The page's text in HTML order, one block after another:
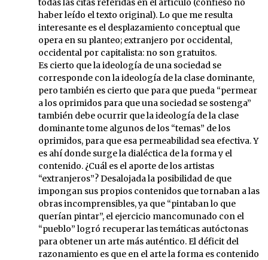
todas las citas referidas en el artículo (confieso no
haber leído el texto original). Lo que me resulta
interesante es el desplazamiento conceptual que
opera en su planteo; extranjero por occidental,
occidental por capitalista: no son gratuitos.
Es cierto que la ideología de una sociedad se
corresponde con la ideología de la clase dominante,
pero también es cierto que para que pueda “permear
a los oprimidos para que una sociedad se sostenga”
también debe ocurrir que la ideología de la clase
dominante tome algunos de los “temas” de los
oprimidos, para que esa permeabilidad sea efectiva. Y
es ahí donde surge la dialéctica de la forma y el
contenido. ¿Cuál es el aporte de los artistas
“extranjeros”? Desalojada la posibilidad de que
impongan sus propios contenidos que tornaban a las
obras incomprensibles, ya que “pintaban lo que
querían pintar”, el ejercicio mancomunado con el
“pueblo” logró recuperar las temáticas autóctonas
para obtener un arte más auténtico. El déficit del
razonamiento es que en el arte la forma es contenido